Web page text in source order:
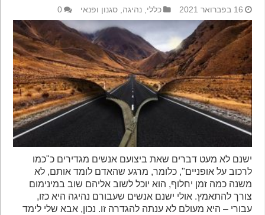
16 בפברואר 2021 כללי,נהיגה,סגנון ופנאי 0
ישנם לא מעט דברים שאת ביצועם אנשים מגדירים כ"כמו
לרכוב על אופניים", כלומר, מרגע שהאדם לומד אותם, לא
משנה כמה זמן יחלוף, הוא יוכל לשוב אליהם שוב במינימום
צורך להתאמץ. אולי ישנם אנשים שעבורם נהיגה היא כזו,
עבורי – היא מעולם לא ענתה להגדרה זו. נכון, אבא שלי לימד